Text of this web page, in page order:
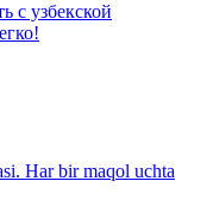
с узбекской
Har bir maqol uchta